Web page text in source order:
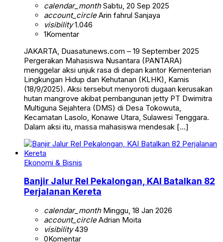
calendar_monthSabtu, 20 Sep 2025
account_circleArin fahrul Sanjaya
visibility1.046
1Komentar
JAKARTA, Duasatunews.com – 19 September 2025
Pergerakan Mahasiswa Nusantara (PANTARA)
menggelar aksi unjuk rasa di depan kantor Kementerian
Lingkungan Hidup dan Kehutanan (KLHK), Kamis
(18/9/2025). Aksi tersebut menyoroti dugaan kerusakan
hutan mangrove akibat pembangunan jetty PT Dwimitra
Multiguna Sejahtera (DMS) di Desa Tokowuta,
Kecamatan Lasolo, Konawe Utara, Sulawesi Tenggara.
Dalam aksi itu, massa mahasiswa mendesak […]
Ekonomi & Bisnis
Banjir Jalur Rel Pekalongan, KAI Batalkan 82
Perjalanan Kereta
calendar_monthMinggu, 18 Jan 2026
account_circleAdrian Moita
visibility439
0Komentar